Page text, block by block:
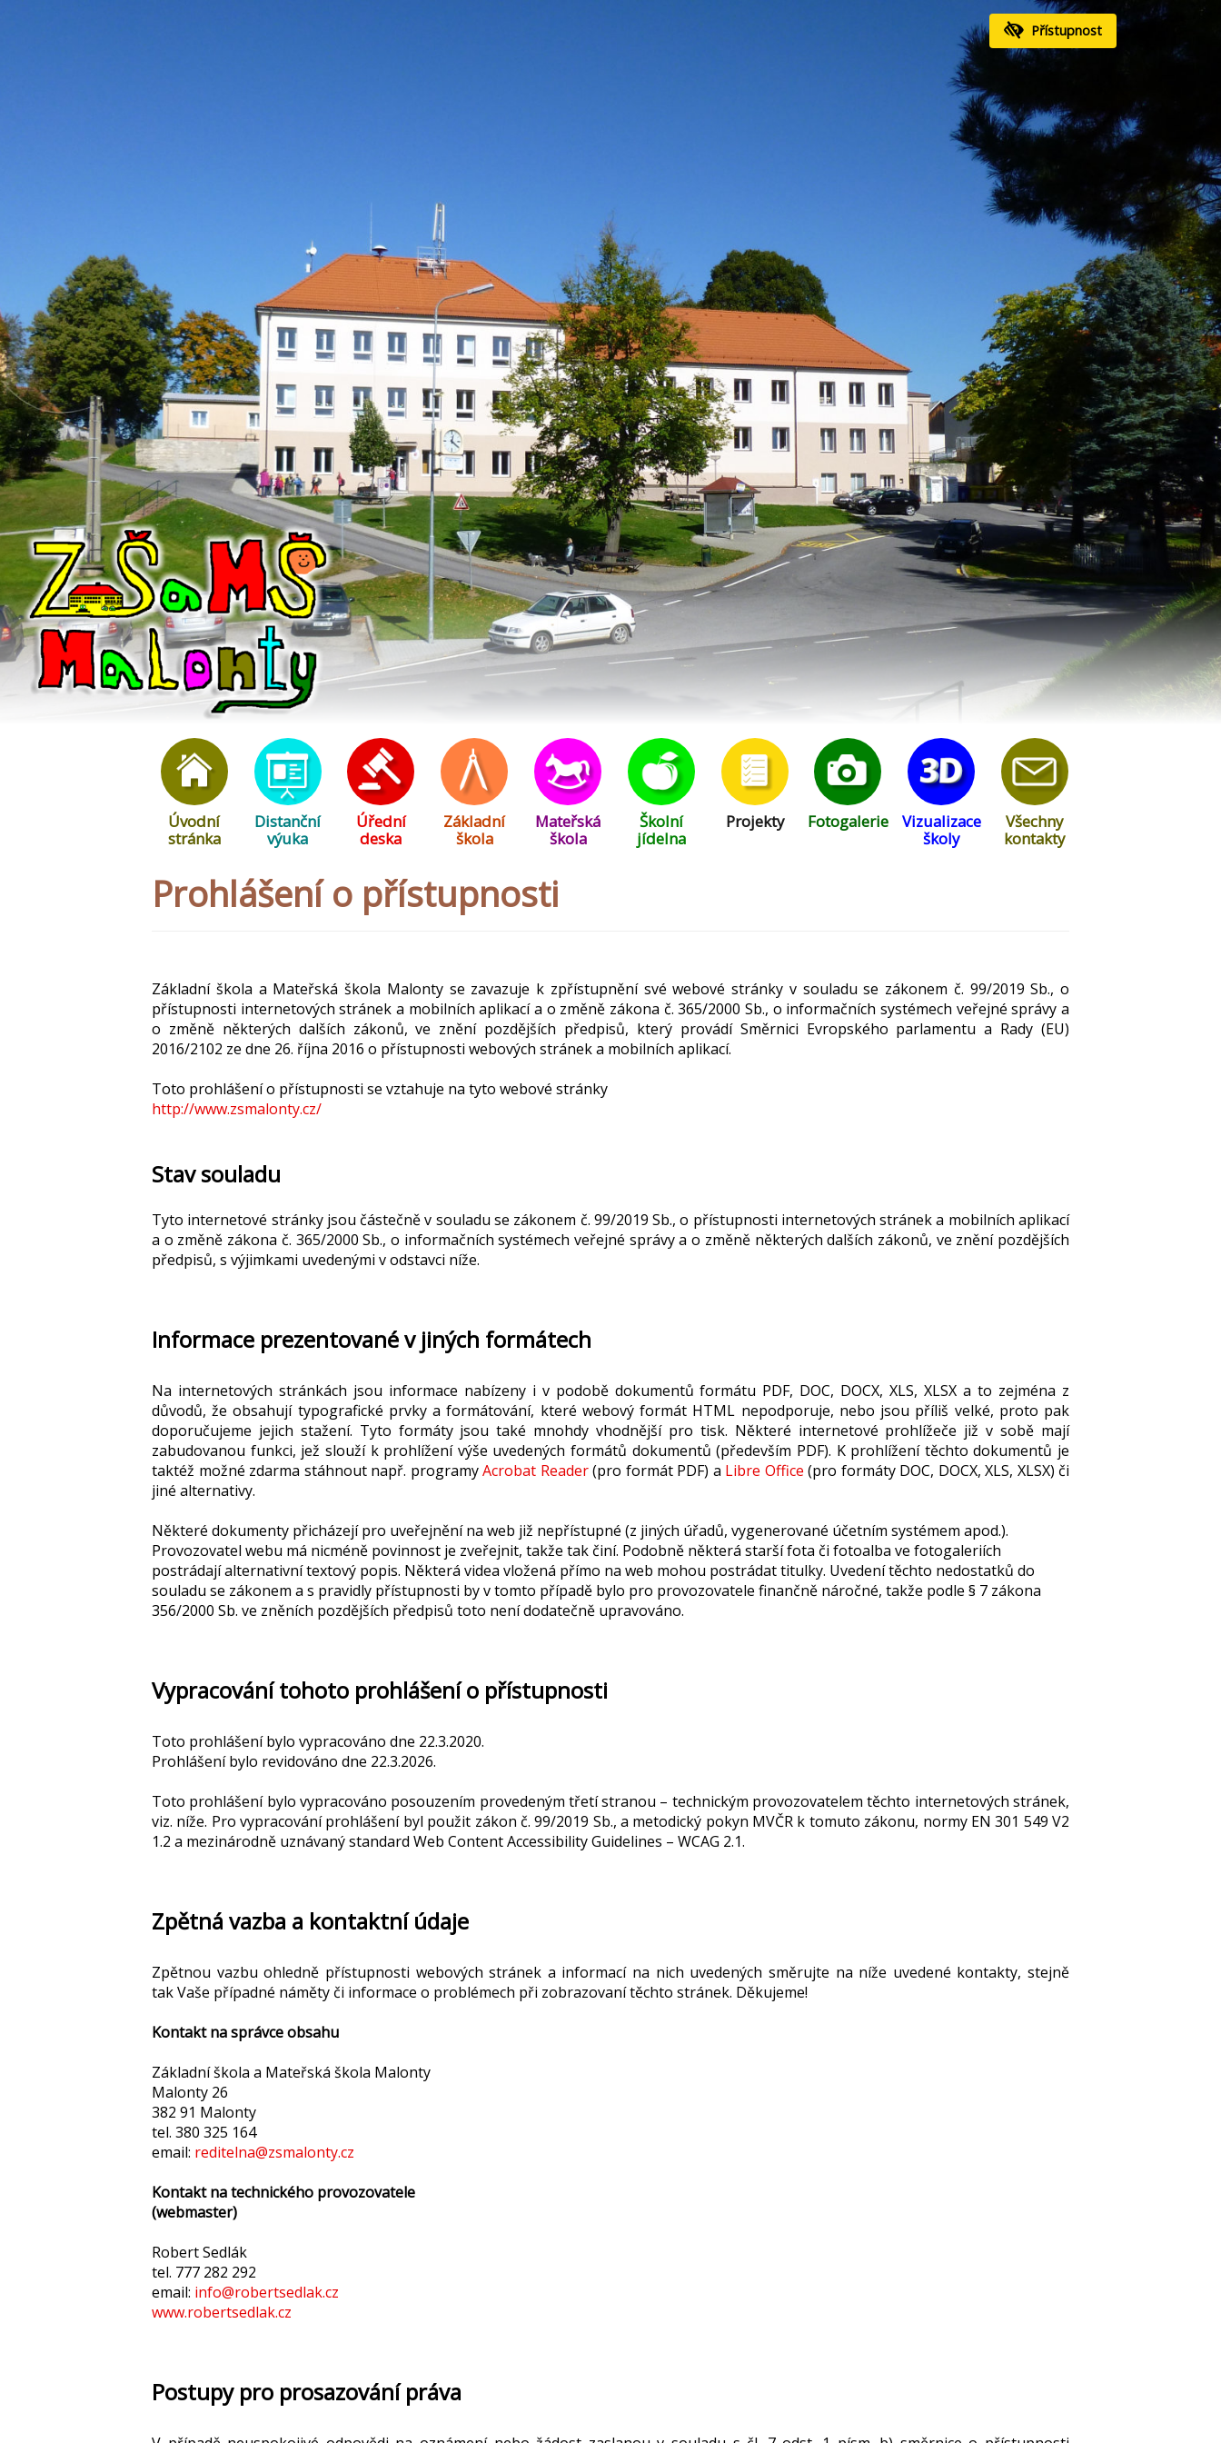
Přístupnost
Úvodní
stránka
Distanční
výuka
Úřední
deska
Základní
škola
Mateřská
škola
Školní
jídelna
Projekty Fotogalerie
Vizualizace
školy
Všechny
kontakty
Prohlášení o přístupnosti
Základní škola a Mateřská škola Malonty se zavazuje k zpřístupnění své webové stránky v souladu se zákonem č. 99/2019 Sb., o
přístupnosti internetových stránek a mobilních aplikací a o změně zákona č. 365/2000 Sb., o informačních systémech veřejné správy a
o změně některých dalších zákonů, ve znění pozdějších předpisů, který provádí Směrnici Evropského parlamentu a Rady (EU)
2016/2102 ze dne 26. října 2016 o přístupnosti webových stránek a mobilních aplikací.
Toto prohlášení o přístupnosti se vztahuje na tyto webové stránky
http://www.zsmalonty.cz/
Stav souladu
Tyto internetové stránky jsou částečně v souladu se zákonem č. 99/2019 Sb., o přístupnosti internetových stránek a mobilních aplikací
a o změně zákona č. 365/2000 Sb., o informačních systémech veřejné správy a o změně některých dalších zákonů, ve znění pozdějších
předpisů, s výjimkami uvedenými v odstavci níže.
Informace prezentované v jiných formátech
Na internetových stránkách jsou informace nabízeny i v podobě dokumentů formátu PDF, DOC, DOCX, XLS, XLSX a to zejména z
důvodů, že obsahují typografické prvky a formátování, které webový formát HTML nepodporuje, nebo jsou příliš velké, proto pak
doporučujeme jejich stažení. Tyto formáty jsou také mnohdy vhodnější pro tisk. Některé internetové prohlížeče již v sobě mají
zabudovanou funkci, jež slouží k prohlížení výše uvedených formátů dokumentů (především PDF). K prohlížení těchto dokumentů je
taktéž možné zdarma stáhnout např. programyAcrobat Reader(pro formát PDF) a Libre Office (pro formáty DOC, DOCX, XLS, XLSX) či
jiné alternativy.
Některé dokumenty přicházejí pro uveřejnění na web již nepřístupné (z jiných úřadů, vygenerované účetním systémem apod.).
Provozovatel webu má nicméně povinnost je zveřejnit, takže tak činí. Podobně některá starší fota či fotoalba ve fotogaleriích
postrádají alternativní textový popis. Některá videa vložená přímo na web mohou postrádat titulky. Uvedení těchto nedostatků do
souladu se zákonem a s pravidly přístupnosti by v tomto případě bylo pro provozovatele finančně náročné, takže podle § 7 zákona
356/2000 Sb. ve zněních pozdějších předpisů toto není dodatečně upravováno.
Vypracování tohoto prohlášení o přístupnosti
Toto prohlášení bylo vypracováno dne 22.3.2020.
Prohlášení bylo revidováno dne 22.3.2026.
Toto prohlášení bylo vypracováno posouzením provedeným třetí stranou – technickým provozovatelem těchto internetových stránek,
viz. níže. Pro vypracování prohlášení byl použit zákon č. 99/2019 Sb., a metodický pokyn MVČR k tomuto zákonu, normy EN 301 549 V2
1.2 a mezinárodně uznávaný standard Web Content Accessibility Guidelines – WCAG 2.1.
Zpětná vazba a kontaktní údaje
Zpětnou vazbu ohledně přístupnosti webových stránek a informací na nich uvedených směrujte na níže uvedené kontakty, stejně
tak Vaše případné náměty či informace o problémech při zobrazovaní těchto stránek. Děkujeme!
Kontakt na správce obsahu
Základní škola a Mateřská škola Malonty
Malonty 26
382 91 Malonty
tel. 380 325 164
email: reditelna@zsmalonty.cz
Kontakt na technického provozovatele
(webmaster)
Robert Sedlák
tel. 777 282 292
email: info@robertsedlak.cz
www.robertsedlak.cz
Postupy pro prosazování práva